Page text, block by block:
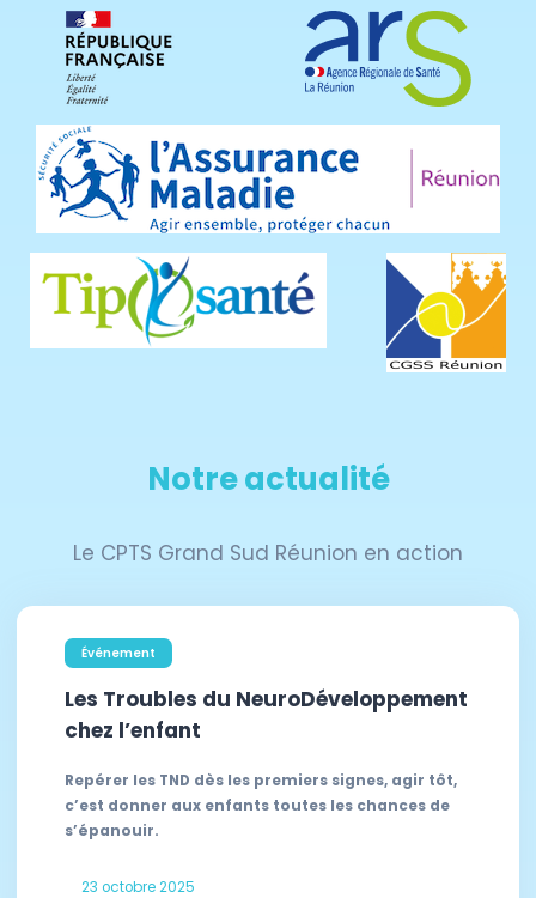
Notre actualité
Le CPTS Grand Sud Réunion en action
Événement
Les Troubles du NeuroDéveloppement
chez l’enfant
Repérer les TND dès les premiers signes, agir tôt,
c’est donner aux enfants toutes les chances de
s’épanouir.
23 octobre 2025